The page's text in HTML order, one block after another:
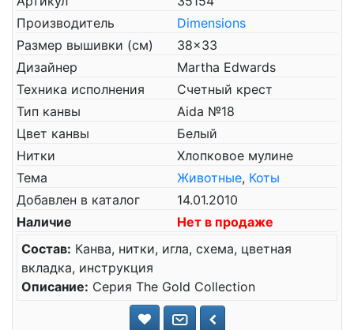
Производитель
Dimensions
Размер вышивки (см)
38x33
Дизайнер
Martha Edwards
Техника исполнения
Счетный крест
Тип канвы
Aida №18
Цвет канвы
Белый
Нитки
Хлопковое мулине
Тема
Животные, Коты
Добавлен в каталог
14.01.2010
Наличие
Нет в продаже
Состав: Канва, нитки, игла, схема, цветная
вкладка, инструкция
Описание: Серия The Gold Collection